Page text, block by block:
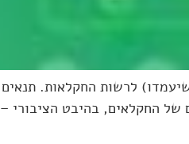
לרשות החקלאות. תנאים
של החקלאים, בהיבט הציבורי –